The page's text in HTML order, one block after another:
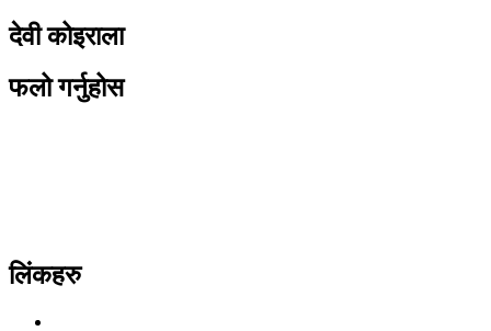
देवी कोइराला
फलो गर्नुहोस
लिंकहरु